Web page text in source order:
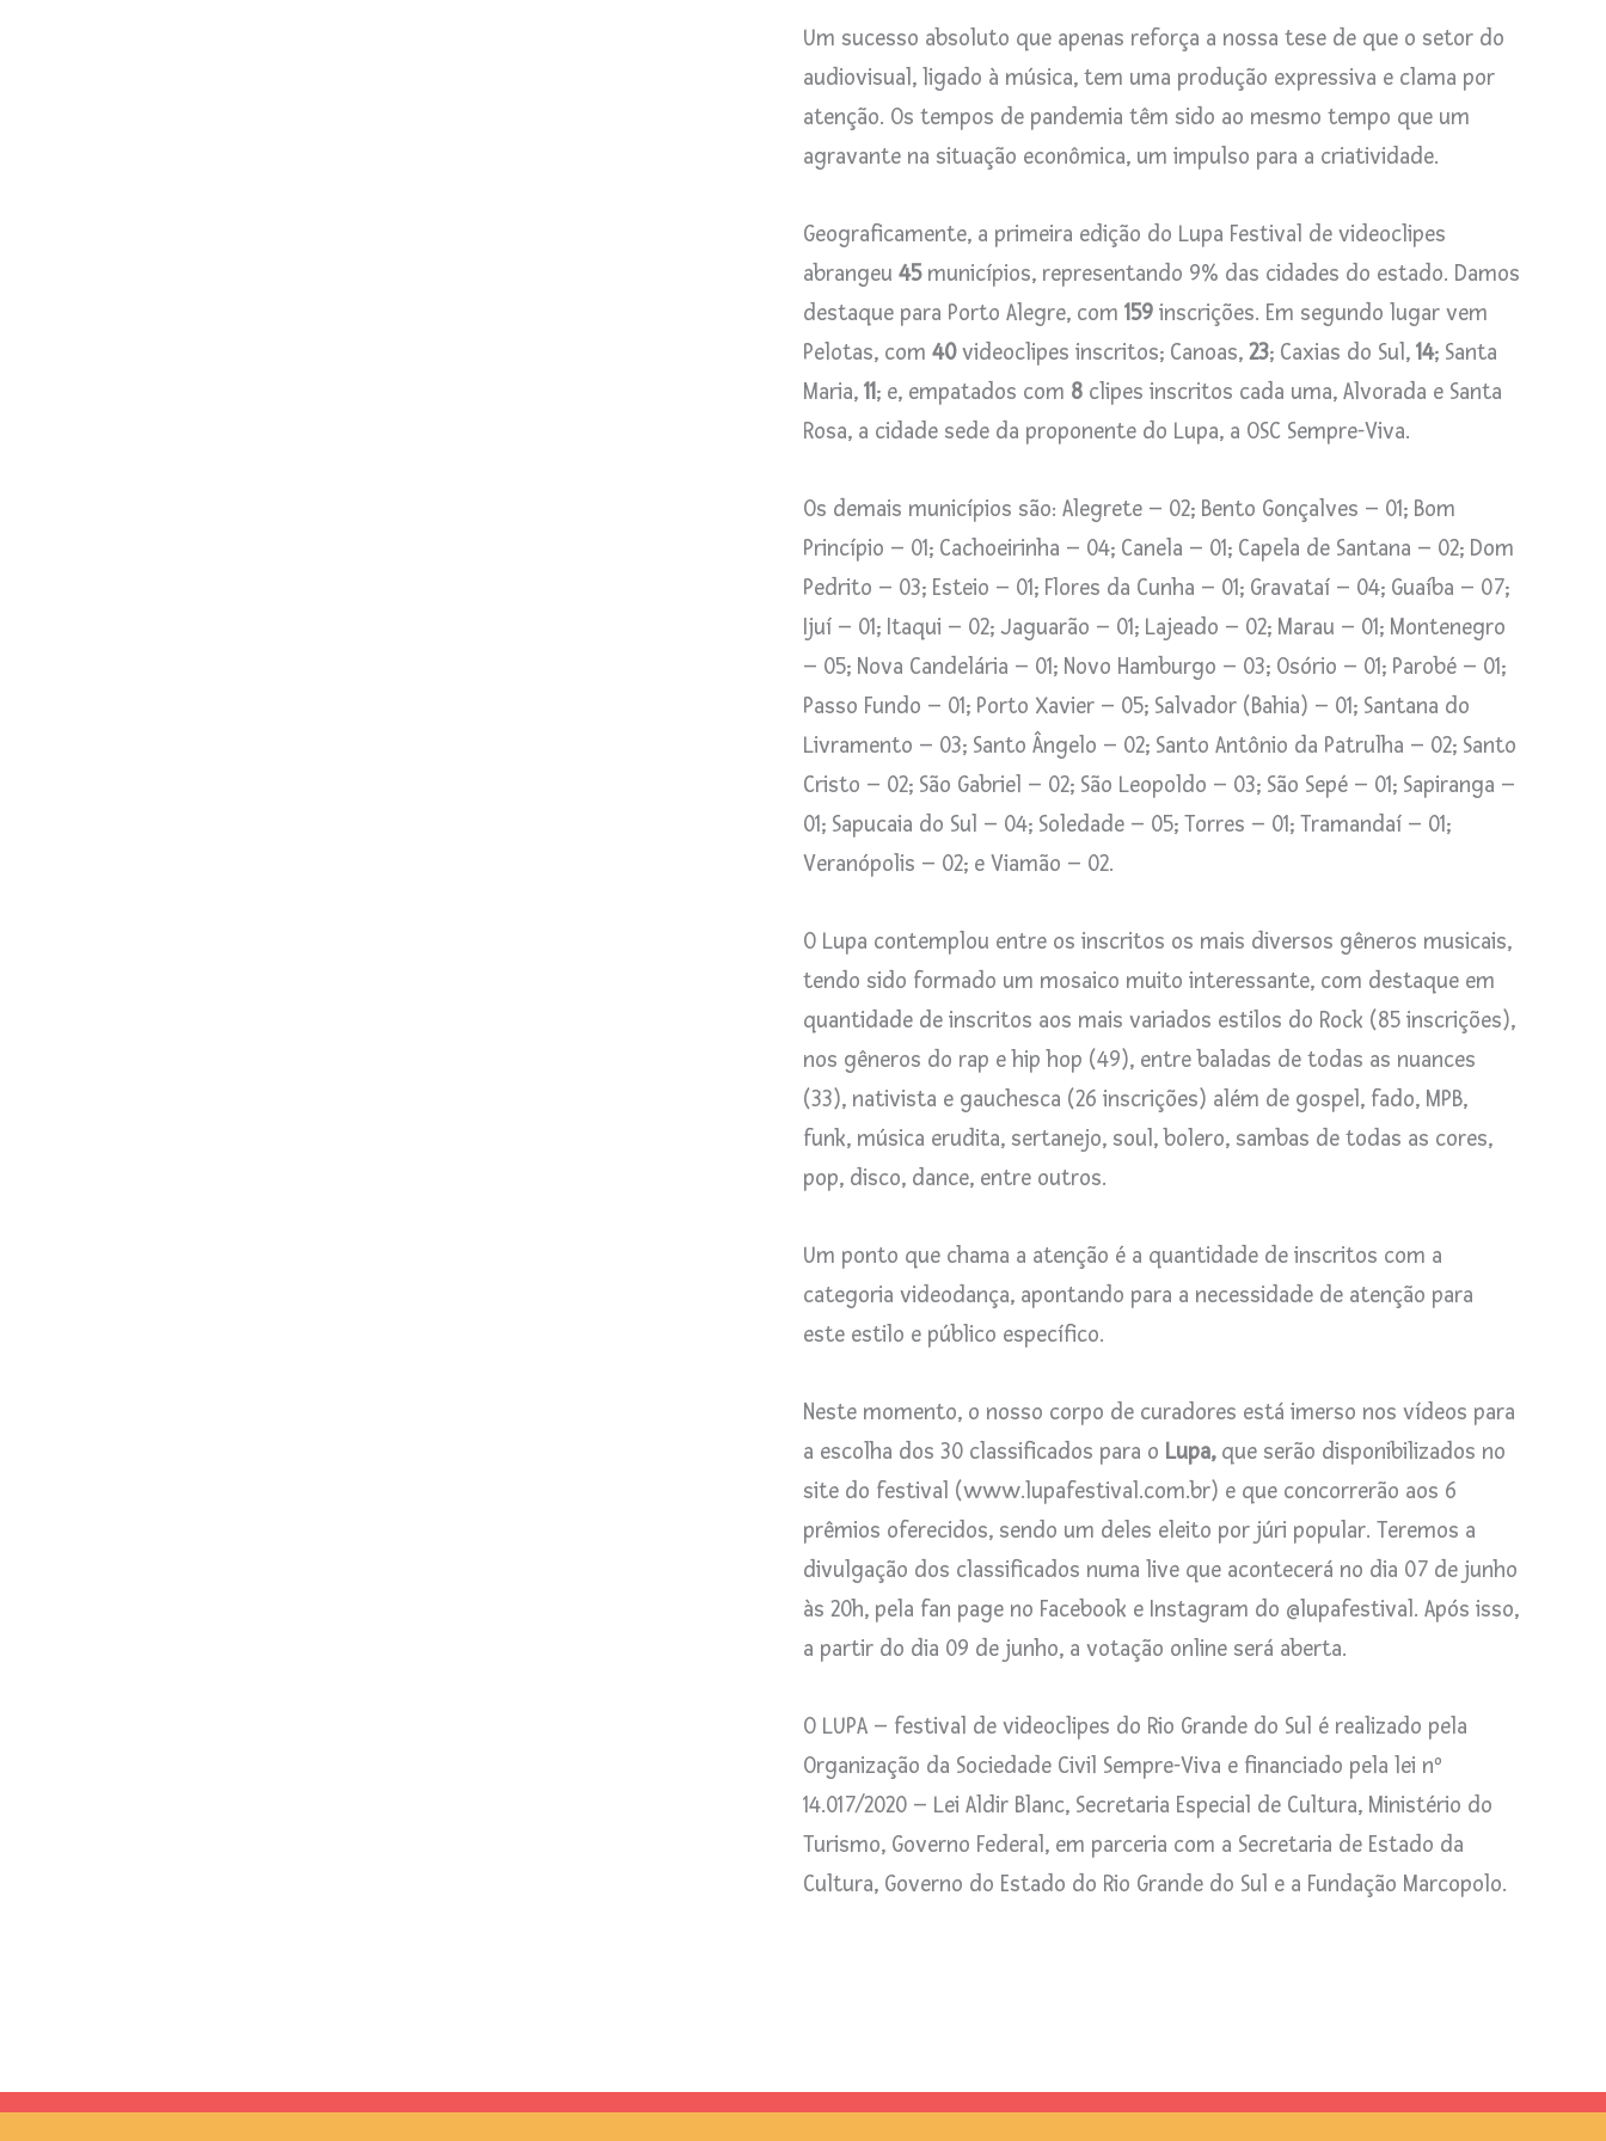
Um sucesso absoluto que apenas reforça a nossa tese de que o setor do
audiovisual, ligado à música, tem uma produção expressiva e clama por
atenção. Os tempos de pandemia têm sido ao mesmo tempo que um
agravante na situação econômica, um impulso para a criatividade.
Geograficamente, a primeira edição do Lupa Festival de videoclipes
abrangeu 45municípios, representando 9% das cidades do estado. Damos
destaque para Porto Alegre, com 159 inscrições. Em segundo lugar vem
Pelotas, com 40videoclipes inscritos; Canoas, 23; Caxias do Sul, 14; Santa
Maria, 11; e, empatados com 8 clipes inscritos cada uma, Alvorada e Santa
Rosa, a cidade sede da proponente do Lupa, a OSC Sempre-Viva.
Os demais municípios são: Alegrete – 02; Bento Gonçalves – 01; Bom
Princípio – 01; Cachoeirinha – 04; Canela – 01; Capela de Santana – 02; Dom
Pedrito – 03; Esteio – 01; Flores da Cunha – 01; Gravataí – 04; Guaíba – 07;
Ijuí – 01; Itaqui – 02; Jaguarão – 01; Lajeado – 02; Marau – 01; Montenegro
– 05; Nova Candelária – 01; Novo Hamburgo – 03; Osório – 01; Parobé – 01;
Passo Fundo – 01; Porto Xavier – 05; Salvador (Bahia) – 01; Santana do
Livramento – 03; Santo Ângelo – 02; Santo Antônio da Patrulha – 02; Santo
Cristo – 02; São Gabriel – 02; São Leopoldo – 03; São Sepé – 01; Sapiranga –
01; Sapucaia do Sul – 04; Soledade – 05; Torres – 01; Tramandaí – 01;
Veranópolis – 02; e Viamão – 02.
O Lupa contemplou entre os inscritos os mais diversos gêneros musicais,
tendo sido formado um mosaico muito interessante, com destaque em
quantidade de inscritos aos mais variados estilos do Rock (85 inscrições),
nos gêneros do rap e hip hop (49), entre baladas de todas as nuances
(33), nativista e gauchesca (26 inscrições) além de gospel, fado, MPB,
funk, música erudita, sertanejo, soul, bolero, sambas de todas as cores,
pop, disco, dance, entre outros.
Um ponto que chama a atenção é a quantidade de inscritos com a
categoria videodança, apontando para a necessidade de atenção para
este estilo e público específico.
Neste momento, o nosso corpo de curadores está imerso nos vídeos para
a escolha dos 30 classificados para o Lupa,que serão disponibilizados no
site do festival (www.lupafestival.com.br) e que concorrerão aos 6
prêmios oferecidos, sendo um deles eleito por júri popular. Teremos a
divulgação dos classificados numa live que acontecerá no dia 07 de junho
às 20h, pela fan page no Facebook e Instagram do @lupafestival. Após isso,
a partir do dia 09 de junho, a votação online será aberta.
O LUPA – festival de videoclipes do Rio Grande do Sul é realizado pela
Organização da Sociedade Civil Sempre-Viva e financiado pela lei nº
14.017/2020 – Lei Aldir Blanc, Secretaria Especial de Cultura, Ministério do
Turismo, Governo Federal, em parceria com a Secretaria de Estado da
Cultura, Governo do Estado do Rio Grande do Sul e a Fundação Marcopolo.